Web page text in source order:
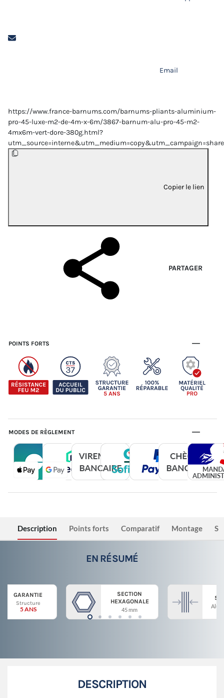
Email
https://www.france-barnums.com/barnums-pliants-aluminium-
pro-45-luxe-m2-de-4m-x-6m/3867-barnum-alu-pro-45-m2-
4mx6m-vert-dore-380g.html?
Copier le lien
PARTAGER
POINTS FORTS
MODES DE RÈGLEMENT
Description Points forts Comparatif Montage
EN RÉSUMÉ
GARANTIE
Structure
5 ANS
SECTION
HEXAGONALE
45 mm
DESCRIPTION